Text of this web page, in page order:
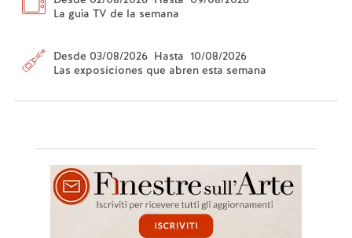
La guía TV de la semana
Desde 03/08/2026 Hasta 10/08/2026
Las exposiciones que abren esta semana